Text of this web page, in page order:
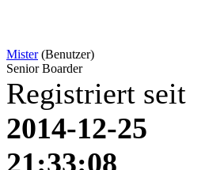
Mister (Benutzer)
Senior Boarder
Registriert seit
2014-12-25
21:33:08